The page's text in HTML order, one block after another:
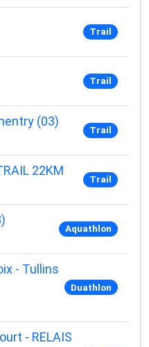
Trail
Trail
(03)
Trail
22KM
Trail
Aquathlon
- Tullins
Duathlon
- RELAIS